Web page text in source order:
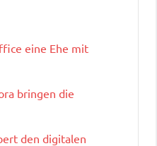
eine Ehe mit
bringen die
den digitalen